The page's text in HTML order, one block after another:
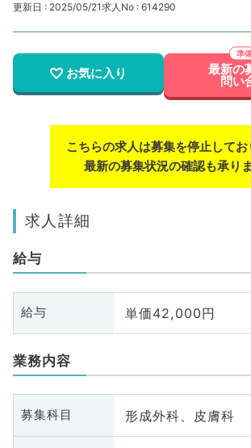
更新日 : 2025/05/21求人No : 614290
お気に入り 最新の
問い
こちらの求人は募集を停止してお
最新の募集状況の確認も承りま
求人詳細
給与
給与 単価42,000円
業務内容
募集科目 形成外科、皮膚科